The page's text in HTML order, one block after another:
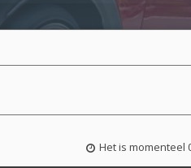
Het is momenteel